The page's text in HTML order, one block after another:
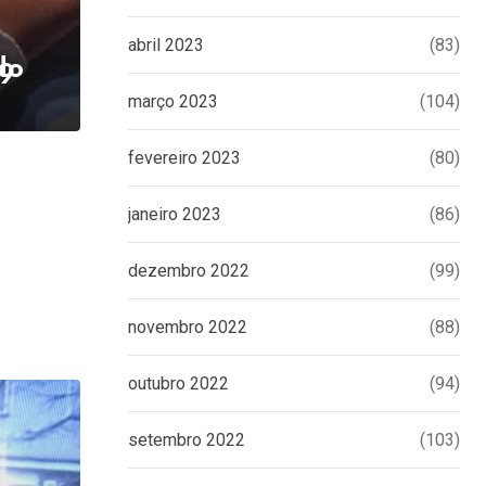
abril 2023 (83)
março 2023 (104)
fevereiro 2023 (80)
janeiro 2023 (86)
dezembro 2022 (99)
novembro 2022 (88)
outubro 2022 (94)
setembro 2022 (103)